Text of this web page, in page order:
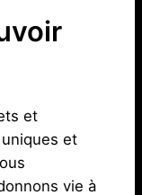
et
et
vie à